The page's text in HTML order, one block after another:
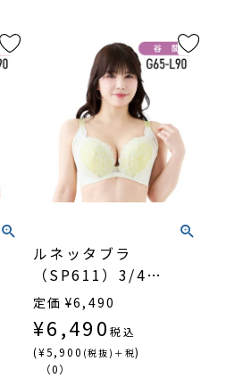
ルネッタブラ
（SP611）3/4カ
ップ谷間
定価 ¥6,490
¥6,490 税込
(¥5,900 (税抜)＋税)
（0）